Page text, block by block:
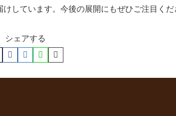
しています。今後の展開にもぜひご注目くだ
シェアする